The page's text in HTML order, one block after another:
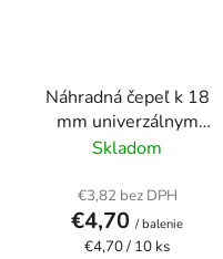
Náhradná čepeľ k 18
mm univerzálnym
nôžom, FISKARS
Skladom
€3,82 bez DPH
€4,70 / balenie
Jednotková
€4,70 / 10 ks